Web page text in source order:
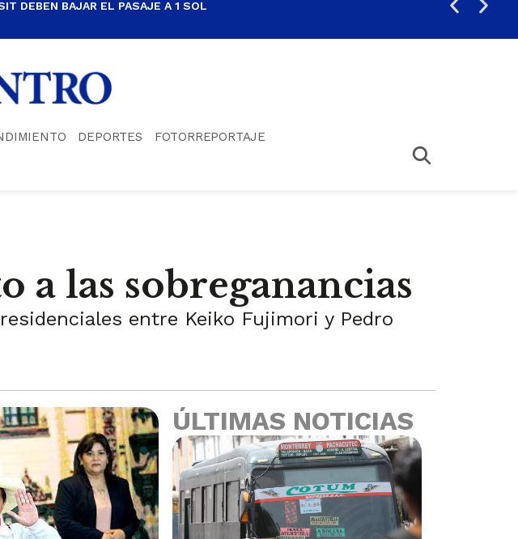
DEBEN BAJAR EL PASAJE A 1 SOL
DEPORTES FOTORREPORTAJE
a las sobreganancias
entre Keiko Fujimori y Pedro
ÚLTIMAS NOTICIAS